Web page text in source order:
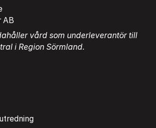
AB
vård som underleverantör till
i Region Sörmland.